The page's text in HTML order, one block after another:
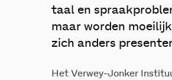
taal en
maar worden
zich anders
Het Verwey-Jonker